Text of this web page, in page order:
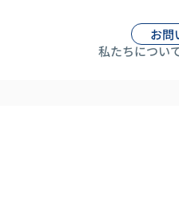
お問
私たちについ